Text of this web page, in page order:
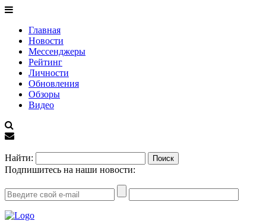
Главная
Новости
Мессенджеры
Рейтинг
Личности
Обновления
Обзоры
Видео
Найти:
Подпишитесь на наши новости: